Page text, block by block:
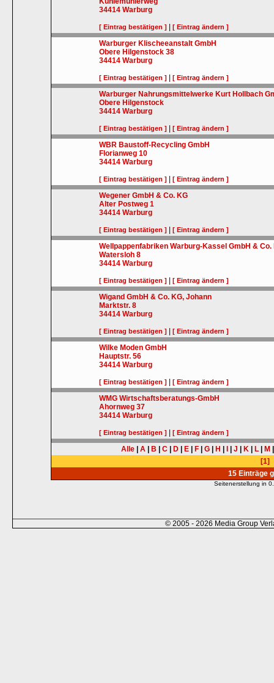
34414 Warburg
[ Eintrag bestätigen ] |[ Eintrag ändern ]
Warburger Klischeeanstalt GmbH
Obere Hilgenstock 38
34414 Warburg
[ Eintrag bestätigen ] |[ Eintrag ändern ]
Warburger Nahrungsmittelwerke Kurt Hollbach
Obere Hilgenstock
34414 Warburg
[ Eintrag bestätigen ] |[ Eintrag ändern ]
WBR Baustoff-Recycling GmbH
Florianweg 10
34414 Warburg
[ Eintrag bestätigen ] |[ Eintrag ändern ]
Wegener GmbH & Co. KG
Alter Postweg 1
34414 Warburg
[ Eintrag bestätigen ] |[ Eintrag ändern ]
Wellpappenfabriken Warburg-Kassel GmbH & Co.
Watersloh 8
34414 Warburg
[ Eintrag bestätigen ] |[ Eintrag ändern ]
Wigand GmbH & Co. KG, Johann
Marktstr. 8
34414 Warburg
[ Eintrag bestätigen ] |[ Eintrag ändern ]
Wilke Moden GmbH
Hauptstr. 56
34414 Warburg
[ Eintrag bestätigen ] |[ Eintrag ändern ]
WMG Wirtschaftsberatungs-GmbH
Ahornweg 37
34414 Warburg
[ Eintrag bestätigen ] |[ Eintrag ändern ]
Alle A B C D E F G H J K L M
[1]
15 Einträge
Seitenerstellung in
© 2005 - 2026 Media Group